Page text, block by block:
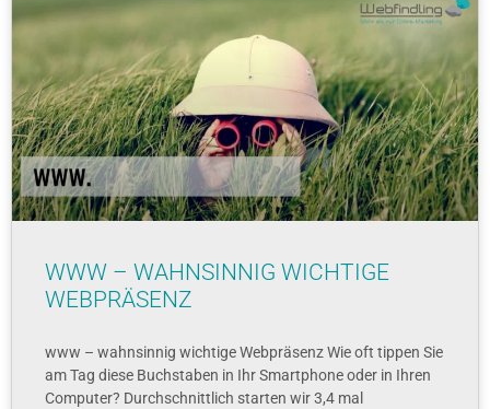
WWW – WAHNSINNIG WICHTIGE
WEBPRÄSENZ
www – wahnsinnig wichtige Webpräsenz Wie oft tippen Sie
am Tag diese Buchstaben in Ihr Smartphone oder in Ihren
Computer? Durchschnittlich starten wir 3,4 mal